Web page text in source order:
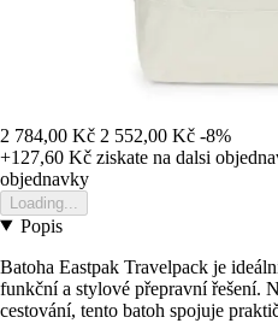
2 784,00 Kč 2 552,00 Kč -8%
+127,60 Kč ziskate na dalsi
objednavky
Loading...
Popis
Batoha Eastpak Travelpack je
funkční a stylové přepravní řešení.
cestování, tento batoh spojuje